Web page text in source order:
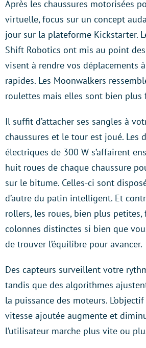
Après les chaussures motorisées
virtuelle, focus sur un concept
jour sur la plateforme Kickstarter.
Shift Robotics ont mis au point
visent à rendre vos déplacements
rapides. Les Moonwalkers
roulettes mais elles sont bien plus
Il suffit d’attacher ses sangles à
chaussures et le tour est joué. Les
électriques de 300 W s’affairent
huit roues de chaque chaussure
sur le bitume. Celles-ci sont
d’autre du patin intelligent. Et
rollers, les roues, bien plus
colonnes distinctes si bien que
de trouver l’équilibre pour avancer.
Des capteurs surveillent votre
tandis que des algorithmes
la puissance des moteurs.
vitesse ajoutée augmente et
l’utilisateur marche plus vite ou